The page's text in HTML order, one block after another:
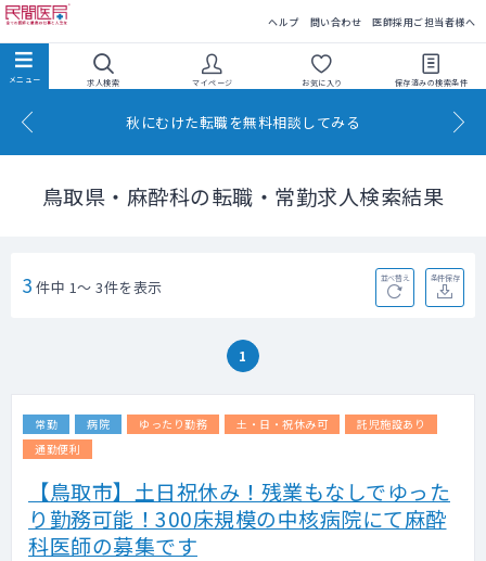
ヘルプ 問い合わせ 医師採用ご担当者様へ
求人検索 マイページ お気に入り 保存済みの検索条件
秋にむけた転職を無料相談してみる
鳥取県・麻酔科の転職・常勤求人検索結果
3 件中 1～ 3件を表示 並べ替え 条件保存
1
常勤 病院 ゆったり勤務 土・日・祝休み可
託児施設あり
通勤便利
【鳥取市】土日祝休み！残業もなしでゆった
り勤務可能！300床規模の中核病院にて麻酔
科医師の募集です